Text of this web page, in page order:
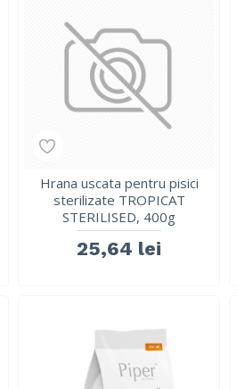
Hrana uscata pentru pisici
sterilizate TROPICAT
STERILISED, 400g
25,64 lei